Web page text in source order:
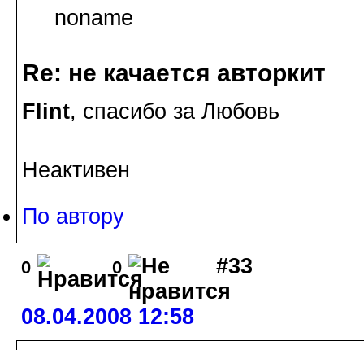
noname
Re: не качается авторкит
Flint, спасибо за Любовь
Неактивен
По автору
0 0 #33
08.04.2008 12:58